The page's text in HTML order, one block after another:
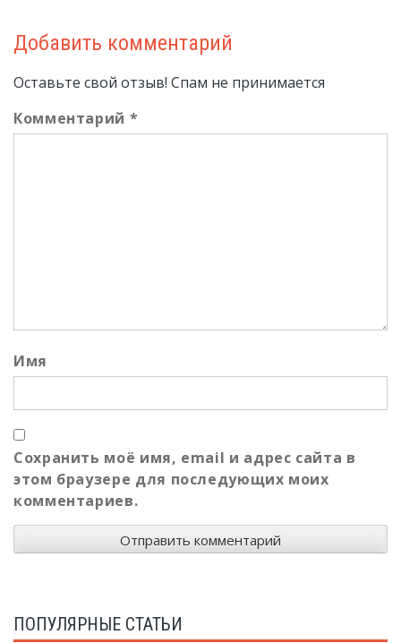
Добавить комментарий
Оставьте свой отзыв! Спам не принимается
Комментарий *
Имя
Сохранить моё имя, email и адрес сайта в
этом браузере для последующих моих
комментариев.
ПОПУЛЯРНЫЕ СТАТЬИ